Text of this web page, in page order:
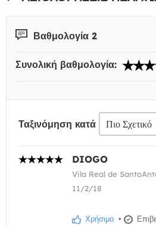
Βαθμολογία 2
Συνολική βαθμολογία:
Ταξινόμηση κατά
DIOGO
Vila Real de
11/2/18
Χρήσιμο •